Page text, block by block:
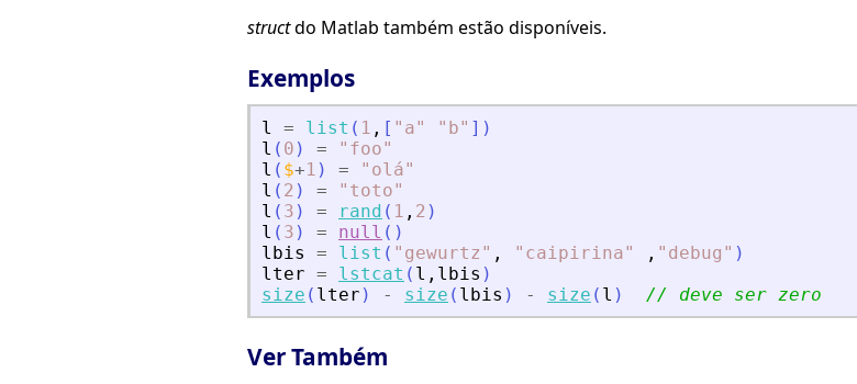
structdo Matlab também estão disponíveis.
Exemplos
l = list ( 1 , [ " a" " b" ] )
l ( 0 ) = " foo"
l ( $+1 ) = " olá"
l ( 2 ) = " toto"
l ( 3 ) = rand ( 1 , 2 )
l ( 3 ) = null ( )
lbis
= list ( " gewurtz " , " caipirina" , " debug " )
lter = lstcat ( l , lbis )
size ( lter ) - size ( lbis ) - size ( l ) // deve ser zero
Ver Também